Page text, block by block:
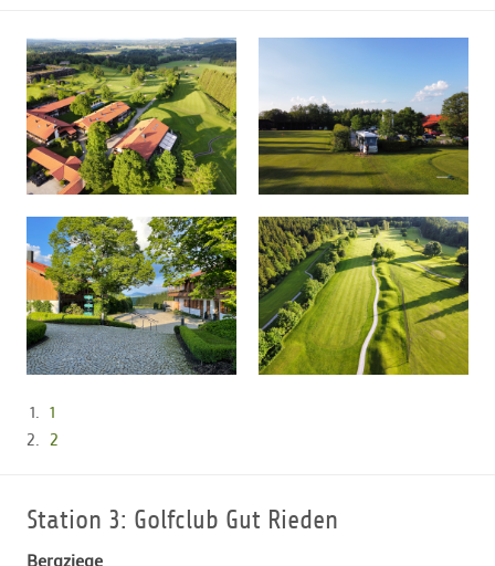
1
2
Station 3: Golfclub Gut Rieden
Bergziege